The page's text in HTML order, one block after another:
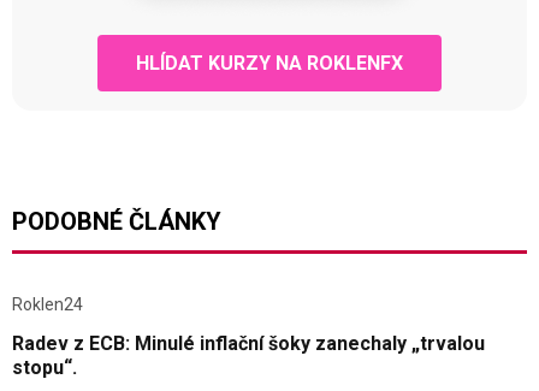
HLÍDAT KURZY NA ROKLENFX
PODOBNÉ ČLÁNKY
Roklen24
Radev z ECB: Minulé inflační šoky zanechaly „trvalou
stopu“.